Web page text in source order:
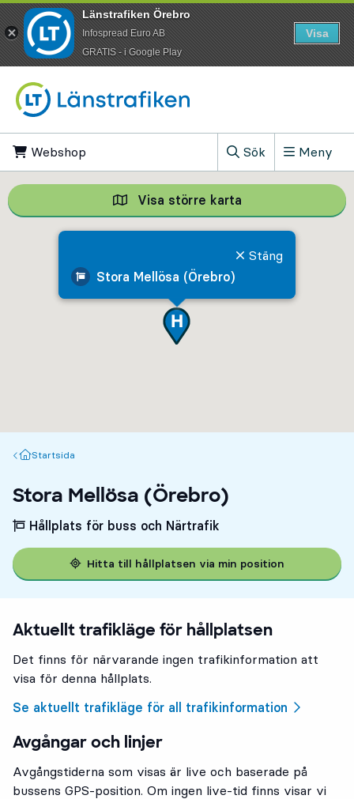
Webshop
Sök
, Visa sökfältet
Meny
Stora Mellösa (Örebro)
Stäng
Visa större karta Visa större
Startsida
Startsida
Stora Mellösa (Örebro)
Hållplats för buss och Närtrafik
Hitta till hållplatsen via min position
Aktuellt trafikläge för hållplatsen
Det finns för närvarande ingen trafikinformation att
visa för denna hållplats.
Se aktuellt trafikläge för all trafikinformation
Avgångar och linjer
Avgångstiderna som visas är live och baserade på
bussens GPS-position. Om ingen live-tid finns visar vi
Länstrafiken Örebro
Infospread Euro AB
​GRATIS - i Google Play
Visa